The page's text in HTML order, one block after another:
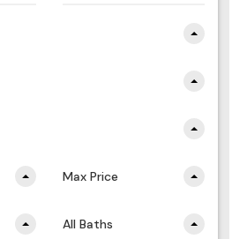
Max Price
All Baths